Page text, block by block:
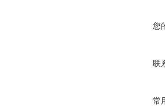
您
联
常